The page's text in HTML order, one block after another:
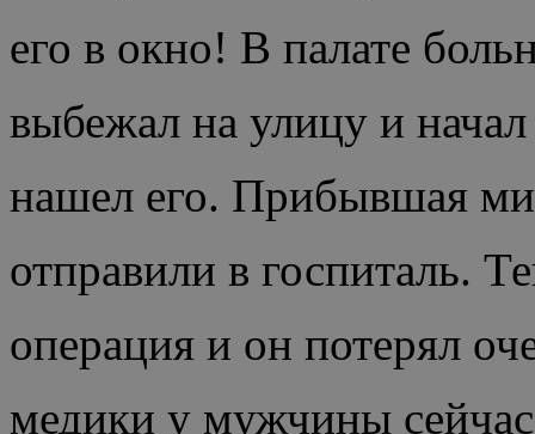
его в окно! В палате
выбежал на улицу и
нашел его. Прибывшая
отправили в госпиталь.
операция и он потерял
медики у мужчины сейчас